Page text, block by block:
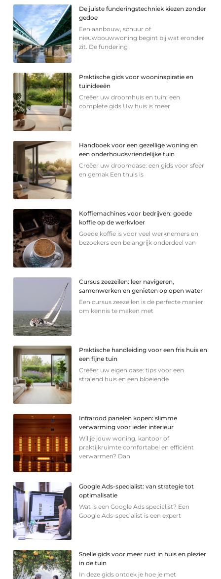
De juiste funderingstechniek kiezen zonder
gedoe
Een aanbouw, schuur of
nieuwbouwwoning begint bij wat eronder
zit. De fundering
Praktische gids voor wooninspiratie en
tuinideeën
Creëer uw droomhuis en tuin: een
complete gids Uw huis is meer
Handboek voor een gezellige woning en
een onderhoudsvriendelijke tuin
Creëer uw droomoase: een gids voor sfeer
en gemak Een thuis is
Koffiemachines voor bedrijven: goede
koffie op de werkvloer
Goede koffie is voor veel werknemers en
bezoekers een belangrijk onderdeel van
Cursus zeezeilen: leer navigeren,
samenwerken en genieten op open water
Een cursus zeezeilen is de perfecte manier
om kennis te maken met
Praktische handleiding voor een fris huis en
een fijne tuin
Creëer uw eigen oase: tips voor een
stralend huis en een bloeiende
Infrarood panelen kopen: slimme
verwarming voor ieder interieur
Wil je jouw woning, kantoor of
praktijkruimte comfortabel en efficiënt
verwarmen? Dan
Google Ads-specialist: van strategie tot
optimalisatie
Wat is een Google Ads specialist? Een
Google Ads-specialist is een expert
Snelle gids voor meer rust in huis en plezier
in de tuin
In deze gids ontdek je hoe je met